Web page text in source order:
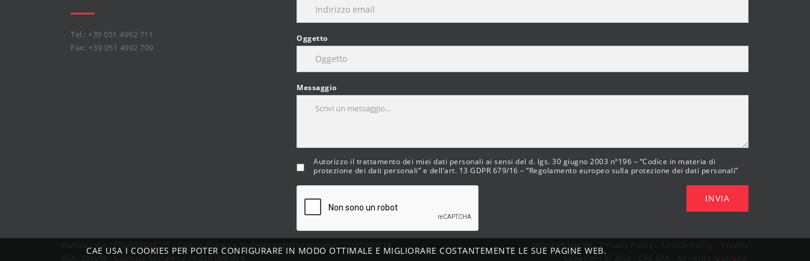
Tel.: +39 051 4992 711
Fax: +39 051 4992 709
Oggetto
Messaggio
Autorizzo il trattamento dei miei dati personali ai sensi del d. lgs. 30 giugno 2003 n°196 – “Codice in materia di
protezione dei dati personali” e dell’art. 13 GDPR 679/16 – “Regolamento europeo sulla protezione dei dati personali”
INVIA
CAE USA I COOKIES PER POTER CONFIGURARE IN MODO OTTIMALE E MIGLIORARE COSTANTEMENTE LE SUE PAGINE WEB.